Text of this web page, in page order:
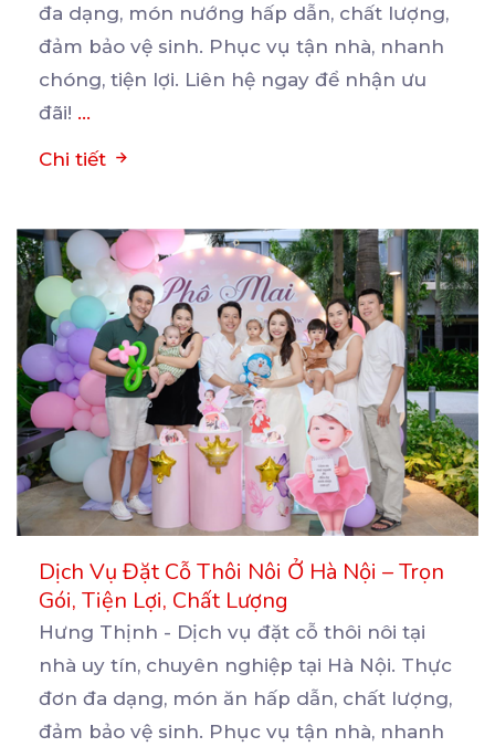
đa dạng, món nướng hấp dẫn, chất lượng,
đảm bảo vệ sinh. Phục vụ tận nhà, nhanh
chóng, tiện lợi. Liên hệ ngay để nhận ưu
đãi! ...
Chi tiết
Dịch Vụ Đặt Cỗ Thôi Nôi Ở Hà Nội – Trọn
Gói, Tiện Lợi, Chất Lượng
Hưng Thịnh - Dịch vụ đặt cỗ thôi nôi tại
nhà uy tín, chuyên nghiệp tại Hà Nội. Thực
đơn đa dạng, món ăn hấp dẫn, chất lượng,
đảm bảo vệ sinh. Phục vụ tận nhà, nhanh